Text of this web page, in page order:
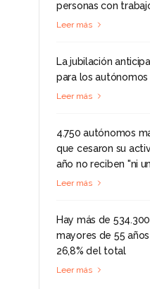
personas con
Leer más
La jubilación
para los autónomos
Leer más
4.750 autónomos
que cesaron su
año no reciben "ni
Leer más
Hay más de
mayores de 55
26,8% del total
Leer más